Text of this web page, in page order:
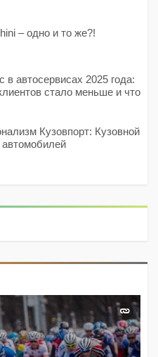
– одно и то же?!
в автосервисах 2025 года:
стало меньше и что
Кузовпорт: Кузовной
автомобилей